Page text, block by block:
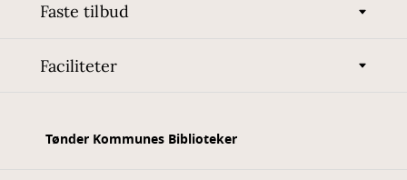
Faste tilbud
Faciliteter
Tønder Kommunes Biblioteker